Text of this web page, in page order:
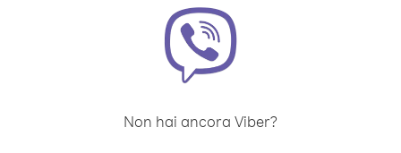
Non hai ancora Viber?